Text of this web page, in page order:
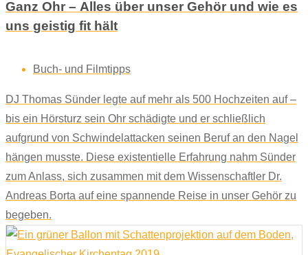
Ganz Ohr – Alles über unser Gehör und wie es
uns geistig fit hält
Buch- und Filmtipps
DJ Thomas Sünder legte auf mehr als 500 Hochzeiten auf –
bis ein Hörsturz sein Ohr schädigte und er schließlich
aufgrund von Schwindelattacken seinen Beruf an den Nagel
hängen musste. Diese existentielle Erfahrung nahm Sünder
zum Anlass, sich zusammen mit dem Wissenschaftler Dr.
Andreas Borta auf eine spannende Reise in unser Gehör zu
begeben.